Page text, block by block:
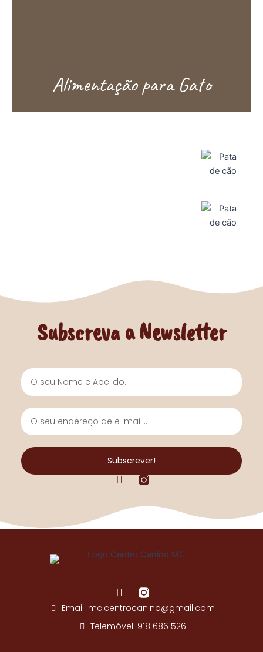
Alimentação para Gato
Subscreva a Newsletter
Nome
e
O
seu
de
e-
Subscrever!
F
e
o
k
F
a
c
e
Email: mc.centrocanino@gmail.com
Telemóvel: 918 686 526